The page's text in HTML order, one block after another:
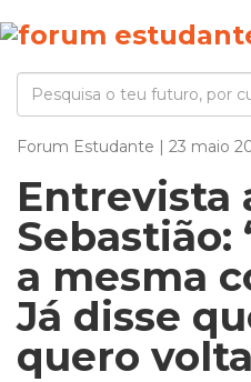
Forum Estudante | 23 maio
Entrevista
Sebastião:
a mesma
Já disse
quero